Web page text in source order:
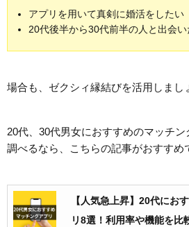
アプリを用いて真剣に婚活をしたい
20代後半から30代前半の人と出会い
場合も、ゼクシィ縁結びを活用しまし
20代、30代男女におすすめのマッチン
調べるなら、こちらの記事がおすすめ
【人気急上昇】20代にお
リ8選！利用率や機能を比